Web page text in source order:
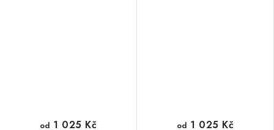
od 1 025 Kč od 1 025 Kč